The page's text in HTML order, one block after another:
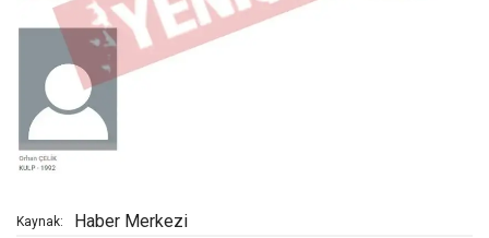
Kaynak: Haber Merkezi